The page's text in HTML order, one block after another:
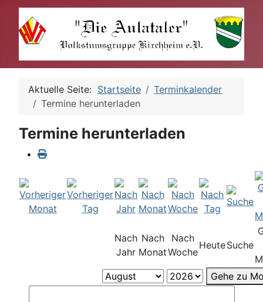
Aktuelle Seite: Startseite
Terminkalender
Termine herunterladen
Termine herunterladen
Nach
Jahr
Nach
Monat
Nach
Woche
HeuteSuche
Gehe zu